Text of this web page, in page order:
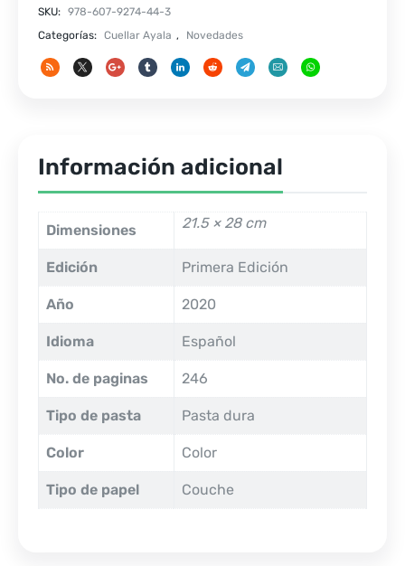
Y
PARTO
TOMO
SKU: 978-607-9274-44-3
Categorías: Cuellar Ayala , Novedades
Información adicional
Dimensiones 21.5 × 28 cm
Edición Primera Edición
Año 2020
Idioma Español
No. de paginas 246
Tipo de pasta Pasta dura
Color Color
Tipo de papel Couche